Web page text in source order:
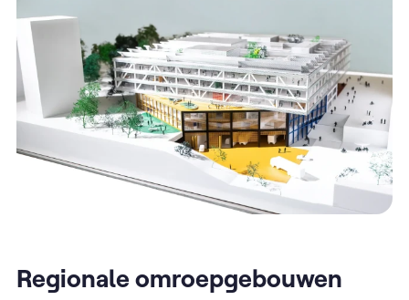
Regionale omroepgebouwen